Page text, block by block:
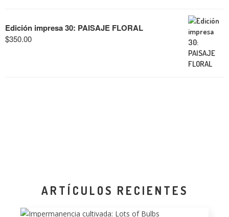
Edición impresa 30: PAISAJE FLORAL
$350.00
ARTÍCULOS RECIENTES